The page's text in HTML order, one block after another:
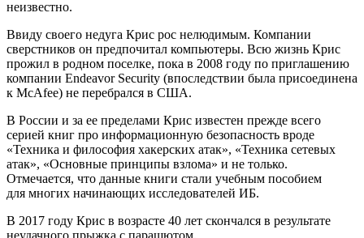
неизвестно.
Ввиду своего недуга Крис рос нелюдимым. Компании
сверстников он предпочитал компьютеры. Всю жизнь Крис
прожил в родном поселке, пока в 2008 году по приглашению
компании Endeavor Security (впоследствии была присоединена
к McAfee) не перебрался в США.
В России и за ее пределами Крис известен прежде всего
серией книг про информационную безопасность вроде
«Техника и философия хакерских атак», «Техника сетевых
атак», «Основные принципы взлома» и не только.
Отмечается, что данные книги стали учебным пособием
для многих начинающих исследователей ИБ.
В 2017 году Крис в возрасте 40 лет скончался в результате